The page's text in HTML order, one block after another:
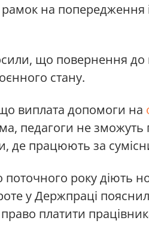
рамок на
що повернення
стану.
виплата допомоги на
педагоги не зможуть
де працюють за
року діють
у Держпраці
платити